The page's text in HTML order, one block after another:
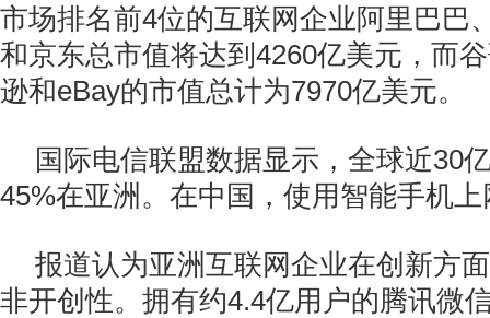
市场排名前4位的互联网企业阿里巴巴
和京东总市值将达到4260亿美元，而
逊和eBay的市值总计为7970亿美元。
国际电信联盟数据显示，全球近30
45%在亚洲。在中国，使用智能手机
报道认为亚洲互联网企业在创新方
非开创性。拥有约4.4亿用户的腾讯微